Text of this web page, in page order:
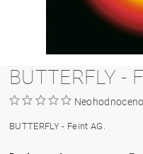
BUTTERFLY -
Neohodnoceno
BUTTERFLY - Feint AG.